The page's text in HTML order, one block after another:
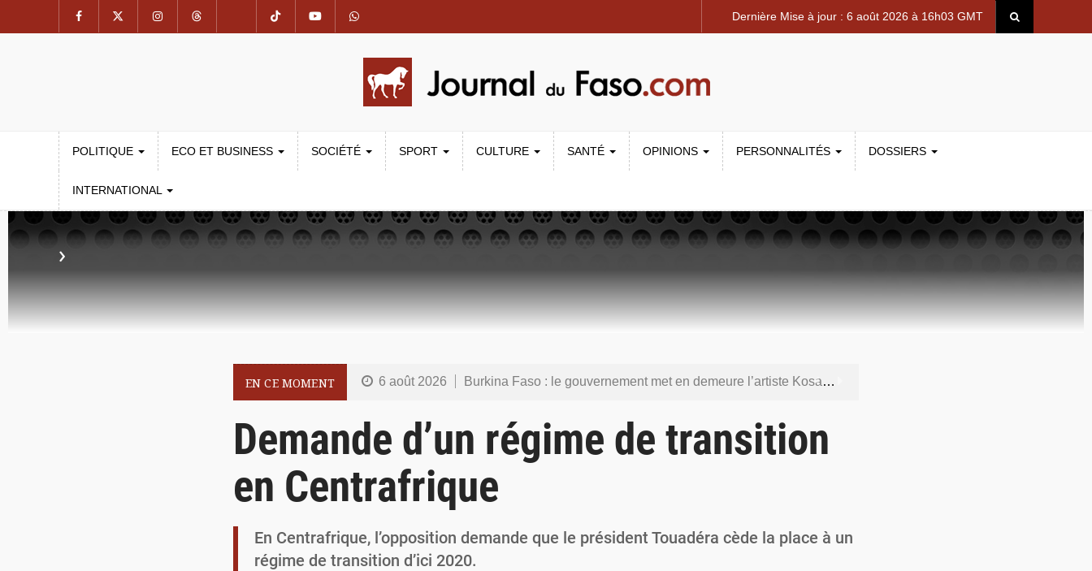
Dernière Mise à jour : 6 août 2026 à 16h03 GMT
POLITIQUE ECO ET BUSINESS SOCIÉTÉ SPORT CULTURE SANTÉ OPINIONS PERSONNALITÉS DOSSIERS
INTERNATIONAL
›
EN CE MOMENT 6 août 2026 Burkina Faso : le gouvernement met en demeure l’artiste Kosa Pic de retirer de toutes les plateformes, ses contenus jugés contraires aux bonnes mœurs
5 août 2026 Commémoration du 5 août : Ibrahim Traoré appelle à faire de la Révolution progressiste populaire le socle de la souveraineté nationale
4 août 2026 Burkina Faso : l’ALP ratifie le protocole de Montréal 2014 pour renforcer la sécurité aérienne
Demande d’un régime de transition
en Centrafrique
En Centrafrique, l’opposition demande que le président Touadéra cède la place à un
régime de transition d’ici 2020.